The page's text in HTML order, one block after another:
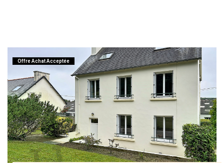
Offre Achat Acceptée